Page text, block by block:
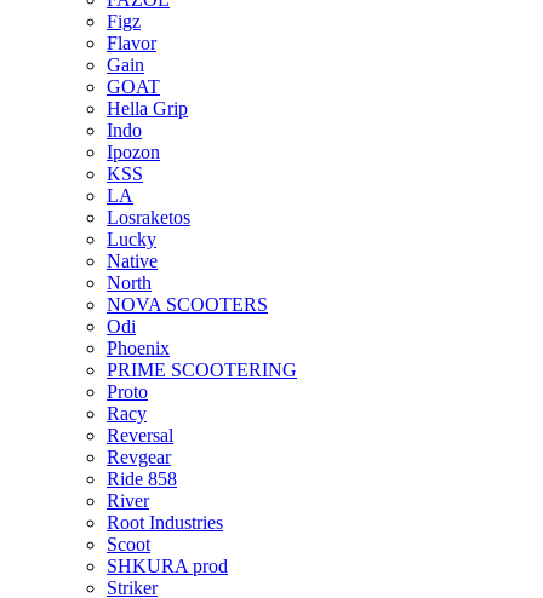
Figz
Flavor
Gain
GOAT
Hella Grip
Indo
Ipozon
KSS
LA
Losraketos
Lucky
Native
North
NOVA SCOOTERS
Odi
Phoenix
PRIME SCOOTERING
Proto
Racy
Reversal
Revgear
Ride 858
River
Root Industries
Scoot
SHKURA рrоd
Striker